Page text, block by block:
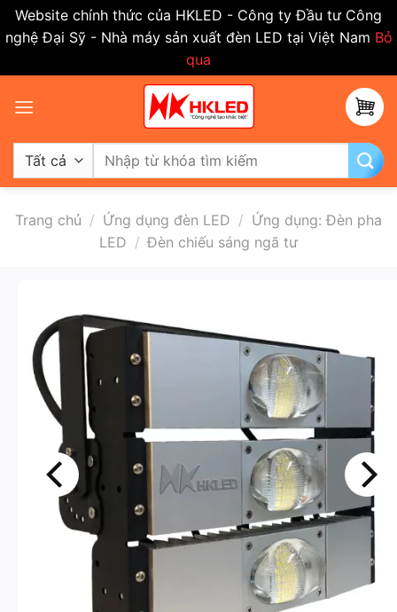
Website chính thức của HKLED - Công ty Đầu tư Công
nghệ Đại Sỹ - Nhà máy sản xuất đèn LED tại Việt Nam Bỏ
qua
qua
dung
Tìm
kiếm:
Trang chủ / Ứng dụng đèn LED / Ứng dụng: Đèn pha
LED / Đèn chiếu sáng ngã tư